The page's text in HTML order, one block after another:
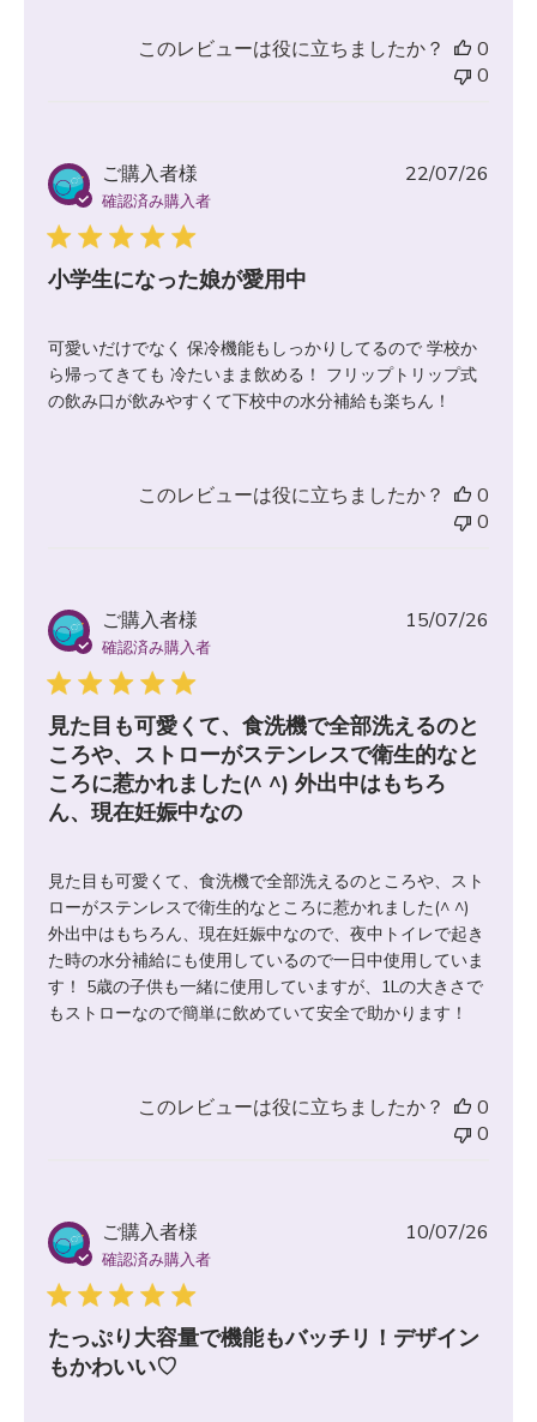
このレビューは役に立ちましたか？
0
0
ご購入者様
確認済み購入者
小学生になった娘が愛用中
可愛いだけでなく 保冷機能もしっかりしてるので 学校か
ら帰ってきても 冷たいまま飲める！ フリップトリップ式
の飲み口が飲みやすくて下校中の水分補給も楽ちん！
22/07/26
このレビューは役に立ちましたか？
0
0
ご購入者様
確認済み購入者
見た目も可愛くて、食洗機で全部洗えるのと
ころや、ストローがステンレスで衛生的なと
ころに惹かれました(^ ^) 外出中はもちろ
ん、現在妊娠中なの
見た目も可愛くて、食洗機で全部洗えるのところや、スト
ローがステンレスで衛生的なところに惹かれました(^ ^)
外出中はもちろん、現在妊娠中なので、夜中トイレで起き
た時の水分補給にも使用しているので一日中使用していま
す！ 5歳の子供も一緒に使用していますが、1Lの大きさで
もストローなので簡単に飲めていて安全で助かります！
15/07/26
このレビューは役に立ちましたか？
0
0
ご購入者様
確認済み購入者
たっぷり大容量で機能もバッチリ！デザイン
もかわいい♡
10/07/26